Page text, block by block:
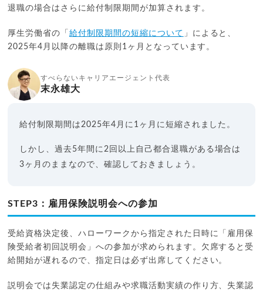
退職の場合はさらに給付制限期間が加算されます。
厚生労働省の「給付制限期間の短縮について 」によると、
2025年4月以降の離職は原則1ヶ月となっています。
すべらないキャリアエージェント代表
末永雄大
給付制限期間は2025年4月に1ヶ月に短縮されました。
しかし、過去5年間に2回以上自己都合退職がある場合は
3ヶ月のままなので、確認しておきましょう。
STEP3：雇用保険説明会への参加
受給資格決定後、ハローワークから指定された日時に「雇用保
険受給者初回説明会」への参加が求められます。欠席すると受
給開始が遅れるので、指定日は必ず出席してください。
説明会では失業認定の仕組みや求職活動実績の作り方、失業認